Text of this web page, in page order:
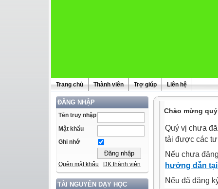
Trang chủ Thành viên Trợ giúp Liên hệ
ĐĂNG NHẬP
Tên truy nhập
Mật khẩu
Ghi nhớ
Quên mật khẩu ĐK thành viên
TÀI NGUYÊN DẠY HỌC
Chào mừng
Quý vị chưa
tải được các
Nếu chưa
hướng dẫn
Nếu đã đăng